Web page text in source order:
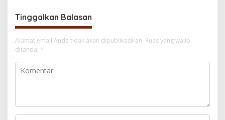
Tinggalkan Balasan
Alamat email Anda tidak akan dipublikasikan. Ruas yang wajib
ditandai *